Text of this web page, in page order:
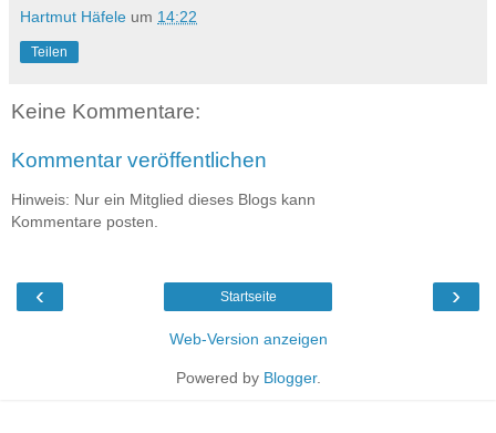
Hartmut Häfele um 14:22
Teilen
Keine Kommentare:
Kommentar veröffentlichen
Hinweis: Nur ein Mitglied dieses Blogs kann
Kommentare posten.
‹ ›
Startseite
Web-Version anzeigen
Powered by Blogger.